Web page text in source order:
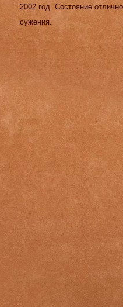
2002 год. Состояние
сужения.